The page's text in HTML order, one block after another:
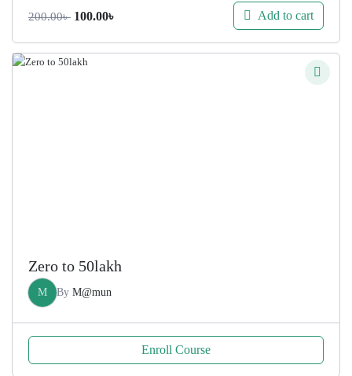
200.00৳ Original
was:
100.00৳
is:
Add to cart
Zero to 50lakh
M By M@mun
Enroll Course